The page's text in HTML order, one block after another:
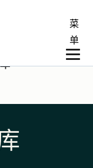
菜
单